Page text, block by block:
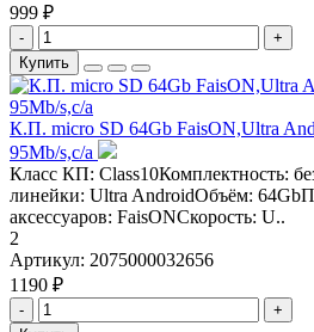
999 ₽
-
+
Купить
К.П. micro SD 64Gb FaisON,Ultra
95Mb/s,c/а
Класс КП: Class10Комплектность:
линейки: Ultra AndroidОбъём:
аксессуаров: FaisONСкорость: U..
2
Артикул: 2075000032656
1190 ₽
-
+